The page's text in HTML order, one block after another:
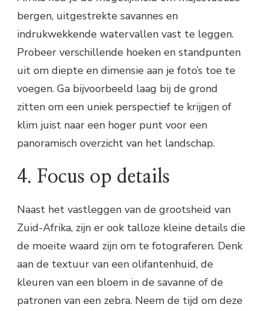
bergen, uitgestrekte savannes en
indrukwekkende watervallen vast te leggen.
Probeer verschillende hoeken en standpunten
uit om diepte en dimensie aan je foto’s toe te
voegen. Ga bijvoorbeeld laag bij de grond
zitten om een uniek perspectief te krijgen of
klim juist naar een hoger punt voor een
panoramisch overzicht van het landschap.
4. Focus op details
Naast het vastleggen van de grootsheid van
Zuid-Afrika, zijn er ook talloze kleine details die
de moeite waard zijn om te fotograferen. Denk
aan de textuur van een olifantenhuid, de
kleuren van een bloem in de savanne of de
patronen van een zebra. Neem de tijd om deze